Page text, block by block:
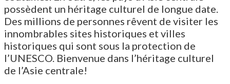
possèdent un héritage culturel de longue date.
Des millions de personnes rêvent de visiter les
innombrables sites historiques et villes
historiques qui sont sous la protection de
l’UNESCO. Bienvenue dans l’héritage culturel
de l’Asie centrale!